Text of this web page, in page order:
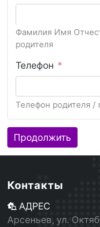
Фамилия Имя
родителя
Телефон
Телефон родителя /
Продолжить
Контакты
АДРЕС
Арсеньев, ул.